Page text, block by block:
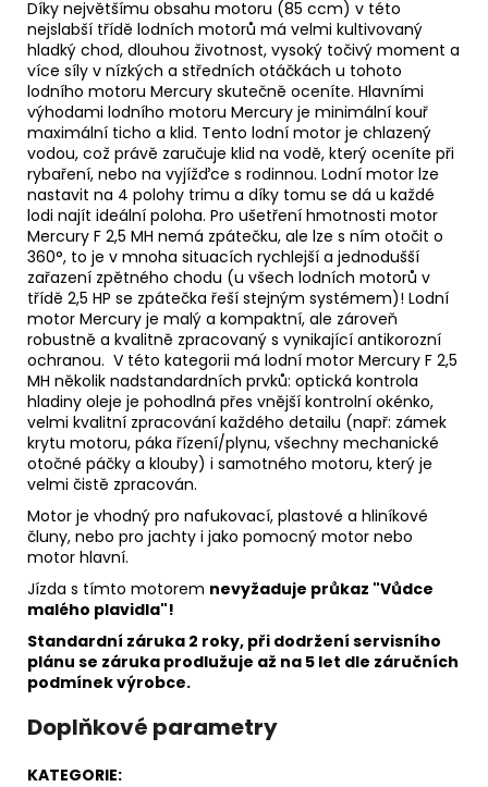
Díky největšímu obsahu motoru (85 ccm) v této
nejslabší třídě lodních motorů má velmi kultivovaný
hladký chod, dlouhou životnost, vysoký točivý moment a
více síly v nízkých a středních otáčkách u tohoto
lodního motoru Mercury skutečně oceníte. Hlavními
výhodami lodního motoru Mercury je minimální kouř
maximální ticho a klid. Tento lodní motor je chlazený
vodou, což právě zaručuje klid na vodě, který oceníte při
rybaření, nebo na vyjížďce s rodinnou. Lodní motor lze
nastavit na 4 polohy trimu a díky tomu se dá u každé
lodi najít ideální poloha. Pro ušetření hmotnosti motor
Mercury F 2,5 MH nemá zpátečku, ale lze s ním otočit o
360°, to je v mnoha situacích rychlejší a jednodušší
zařazení zpětného chodu (u všech lodních motorů v
třídě 2,5 HP se zpátečka řeší stejným systémem)! Lodní
motor Mercury je malý a kompaktní, ale zároveň
robustně a kvalitně zpracovaný s vynikající antikorozní
ochranou. V této kategorii má lodní motor Mercury F 2,5
MH několik nadstandardních prvků: optická kontrola
hladiny oleje je pohodlná přes vnější kontrolní okénko,
velmi kvalitní zpracování každého detailu (např: zámek
krytu motoru, páka řízení/plynu, všechny mechanické
otočné páčky a klouby) i samotného motoru, který je
velmi čistě zpracován.
Motor je vhodný pro nafukovací, plastové a hliníkové
čluny, nebo pro jachty i jako pomocný motor nebo
motor hlavní.
Jízda s tímto motorem nevyžaduje průkaz "Vůdce
malého plavidla"!
Standardní záruka 2 roky, při dodržení servisního
plánu se záruka prodlužuje až na 5 let dle záručních
podmínek výrobce.
Doplňkové parametry
KATEGORIE: